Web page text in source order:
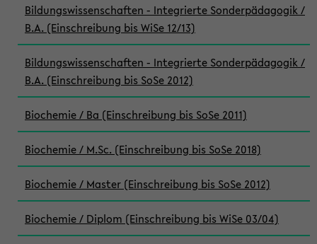
Bildungswissenschaften - Integrierte Sonderpädagogik /
B.A. (Einschreibung bis WiSe 12/13)
Bildungswissenschaften - Integrierte Sonderpädagogik /
B.A. (Einschreibung bis SoSe 2012)
Biochemie / Ba (Einschreibung bis SoSe 2011)
Biochemie / M.Sc. (Einschreibung bis SoSe 2018)
Biochemie / Master (Einschreibung bis SoSe 2012)
Biochemie / Diplom (Einschreibung bis WiSe 03/04)